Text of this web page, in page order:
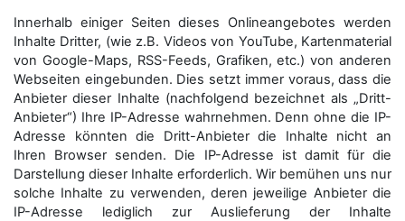
Innerhalb einiger Seiten dieses Onlineangebotes werden
Inhalte Dritter, (wie z.B. Videos von YouTube, Kartenmaterial
von Google-Maps, RSS-Feeds, Grafiken, etc.) von anderen
Webseiten eingebunden. Dies setzt immer voraus, dass die
Anbieter dieser Inhalte (nachfolgend bezeichnet als „Dritt-
Anbieter“) Ihre IP-Adresse wahrnehmen. Denn ohne die IP-
Adresse könnten die Dritt-Anbieter die Inhalte nicht an
Ihren Browser senden. Die IP-Adresse ist damit für die
Darstellung dieser Inhalte erforderlich. Wir bemühen uns nur
solche Inhalte zu verwenden, deren jeweilige Anbieter die
IP-Adresse lediglich zur Auslieferung der Inhalte